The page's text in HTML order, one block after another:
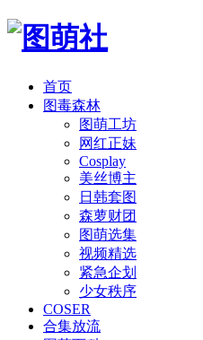
首页
图毒森林
图萌工坊
网红正妹
Cosplay
美丝博主
日韩套图
森萝财团
图萌选集
视频精选
紧急企划
少女秩序
COSER
合集放流